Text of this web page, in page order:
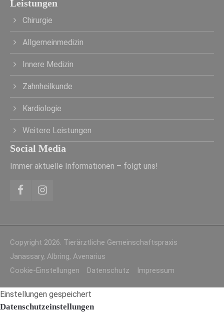
Leistungen
Chirurgie
Allgemeinmedizin
Innere Medizin
Zahnheilkunde
Kardiologie
Weitere Leistungen
Social Media
Immer aktuelle Informationen – folgt uns!
Copyright 2026. Tierärztliche Gemeinschaftspraxis
Janassary, Albring, Avenarius
Cookie-Einstellungen
Datenschutz Impressum
Einstellungen gespeichert
Datenschutzeinstellungen